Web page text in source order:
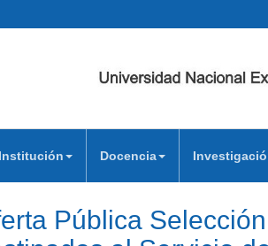
Institución Docencia
Pública